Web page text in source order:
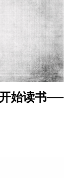
始读书──